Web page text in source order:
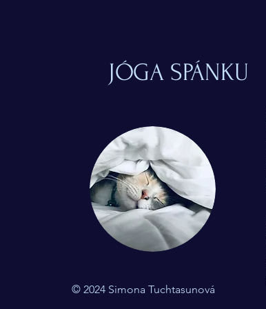
JÓGA SPÁNKU
© 2024 Simona Tuchtasunová